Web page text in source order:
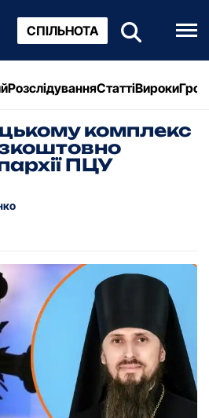
СПІЛЬНОТА
РозслідуванняСтаттіВироки
комплекс
ПЦУ